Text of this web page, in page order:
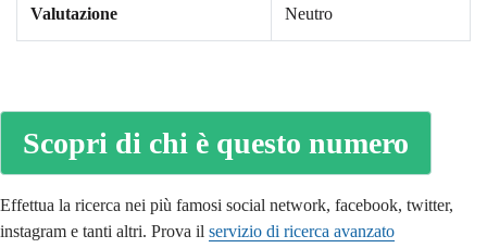
Valutazione Neutro
Scopri di chi è questo numero
Effettua la ricerca nei più famosi social network, facebook, twitter,
instagram e tanti altri. Prova il servizio di ricerca avanzato